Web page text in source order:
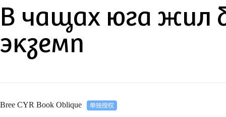
В чащах юга жил
экземп
Bree CYR Book Oblique